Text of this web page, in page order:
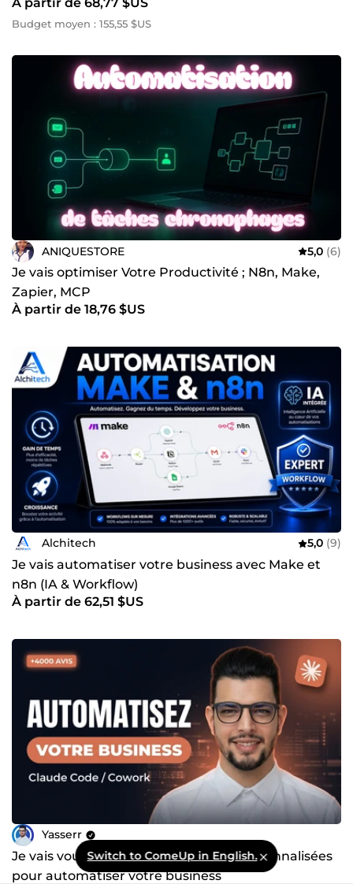
Zapier)
Budget moyen : 155,55 $US
ANIQUESTORE 5,0 (6)
Je vais optimiser Votre Productivité ; N8n, Make,
Zapier, MCP
À partir de 18,76 $US
Alchitech 5,0 (9)
Je vais automatiser votre business avec Make et
n8n (IA & Workflow)
À partir de 62,51 $US
Yasserr
Je vais vous créer des Skills Claude personnalisées
pour automatiser votre business
Switch to ComeUp in English.